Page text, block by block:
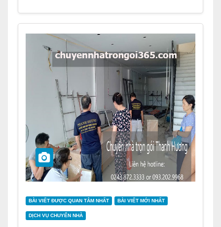
BÀI VIẾT ĐƯỢC QUAN TÂM NHẤT BÀI VIẾT MỚI NHẤT
DỊCH VỤ CHUYỂN NHÀ